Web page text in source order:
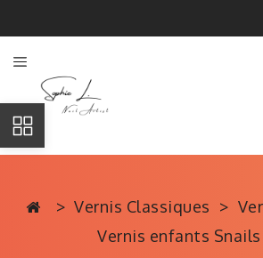
Vernis Classiques
Vernis enfants